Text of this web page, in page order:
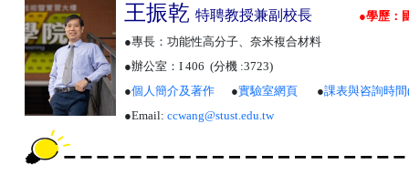
王振乾 特聘教授兼副校長 ●學歷：
●專長：功能性高分子、奈米複合材料
●辦公室： I 406 (分機 :3723)
●個人簡介及著作 ●實驗室網頁 ●課表與咨詢時間
●Email: ccwang@stust.edu.tw